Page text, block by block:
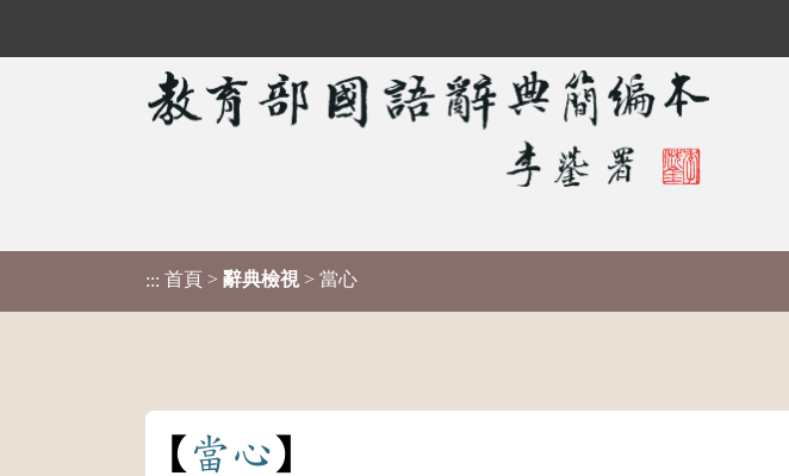
::: 首頁 > 辭典檢視 > 當心
當心